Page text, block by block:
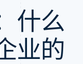
酒店、旅游与
保险
媒体与娱乐
非营利组织
专业服务
公共部门
务
资讯中心
Stripe Press
什么
业的